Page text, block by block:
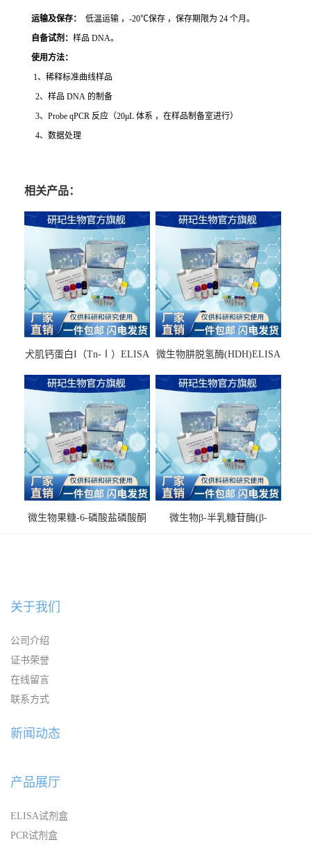
运输及保存：
低温运输 ，-20℃保存 ，保存期限为 24 个月。
自备试剂： 样品 DNA。
使用方法：
1、稀释标准曲线样品
2、样品 DNA 的制备
3、Probe qPCR 反应（20μL 体系 ，在样品制备室进行）
4、数据处理
相关产品：
犬肌钙蛋白I（Tn-Ⅰ）ELISA
微生物肼脱氢酶(HDH)ELISA
微生物果糖-6-磷酸盐磷酸酮
微生物β-半乳糖苷酶(β-
关于我们
公司介绍
证书荣誉
在线留言
联系方式
新闻动态
产品展厅
ELISA试剂盒
PCR试剂盒